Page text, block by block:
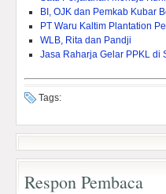
BI, OJK dan Pemkab Kubar
PT Waru Kaltim Plantation
WLB, Rita dan Pandji
Jasa Raharja Gelar PPKL di
Tags:
Respon Pembaca